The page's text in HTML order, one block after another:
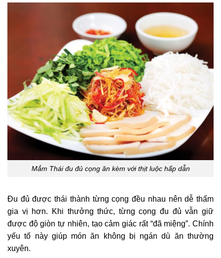
Mắm Thái đu đủ cọng ăn kèm với thịt luộc hấp dẫn
Đu đủ được thái thành từng cọng đều nhau nên dễ thấm
gia vị hơn. Khi thưởng thức, từng cọng đu đủ vẫn giữ
được độ giòn tự nhiên, tạo cảm giác rất “đã miệng”. Chính
yếu tố này giúp món ăn không bị ngán dù ăn thường
xuyên.